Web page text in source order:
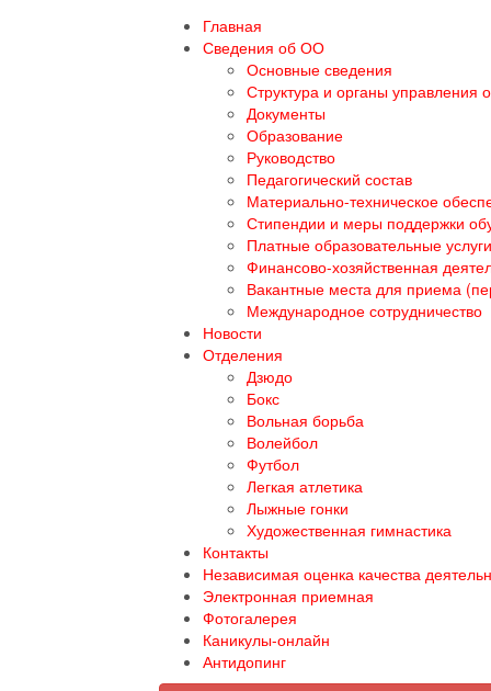
Главная
Сведения об ОО
Основные сведения
Структура и органы управления
Документы
Образование
Руководство
Педагогический состав
Материально-техническое
Стипендии и меры поддержки
Платные образовательные услуги
Финансово-хозяйственная
Вакантные места для приема
Международное сотрудничество
Новости
Отделения
Дзюдо
Бокс
Вольная борьба
Волейбол
Футбол
Легкая атлетика
Лыжные гонки
Художественная гимнастика
Контакты
Независимая оценка качества
Электронная приемная
Фотогалерея
Каникулы-онлайн
Антидопинг